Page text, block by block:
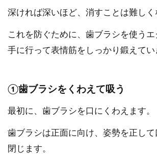
深ければ深いほど、消すことは難しく
これを防ぐために、歯ブラシを使う
手に行って表情筋をしっかり鍛えてい
①歯ブラシをくわえて吸う
最初に、歯ブラシを口にくわえます。
歯ブラシは正面に向け、姿勢を正して
閉じます。